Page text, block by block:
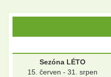
Sezóna LÉTO
15. červen - 31. srpen